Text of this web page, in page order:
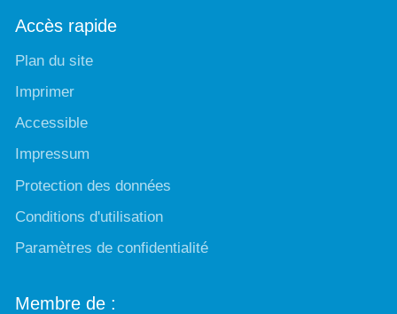
Accès rapide
Plan du site
Imprimer
Accessible
Impressum
Protection des données
Conditions d'utilisation
Paramètres de confidentialité
Membre de :